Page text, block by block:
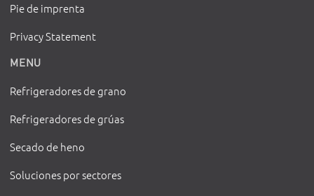
Pie de imprenta
Privacy Statement
MENU
Refrigeradores de grano
Refrigeradores de grúas
Secado de heno
Soluciones por sectores